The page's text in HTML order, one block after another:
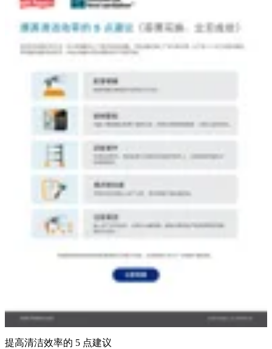
提高清洁效率的 5 点建议